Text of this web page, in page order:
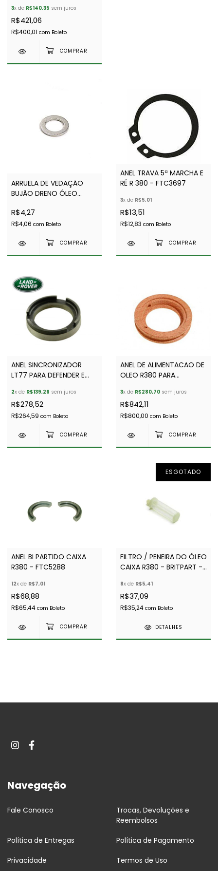
3x de R$140,35 sem juros
R$421,06
R$400,01 com Boleto
ARRUELA DE VEDAÇÃO
BUJÃO DRENO ÓLEO
ALU1403L/ALU1403
R$4,27
R$4,06 com Boleto
ANEL TRAVA 5ª MARCHA E
RÉ R 380 - FTC3697
3x de R$5,01
R$13,51
R$12,83 com Boleto
ANEL SINCRONIZADOR
LT77 PARA DEFENDER E
2x de R$139,26 sem juros
R$278,52
R$264,59 com Boleto
ANEL DE ALIMENTACAO DE
OLEO R380 PARA
FTC4991
3x de R$280,70 sem juros
R$842,11
R$800,00 com Boleto
ANEL BI PARTIDO CAIXA
R380 - FTC5288
12x de R$7,01
R$68,88
R$65,44 com Boleto
ESGOTADO
FILTRO / PENEIRA DO ÓLEO
CAIXA R380 - BRITPART -
8x de R$5,41
R$37,09
R$35,24 com Boleto
DETALHES
Navegação
Fale Conosco
Trocas, Devoluções e
Reembolsos
Política de Entregas Política de Pagamento
Privacidade Termos de Uso